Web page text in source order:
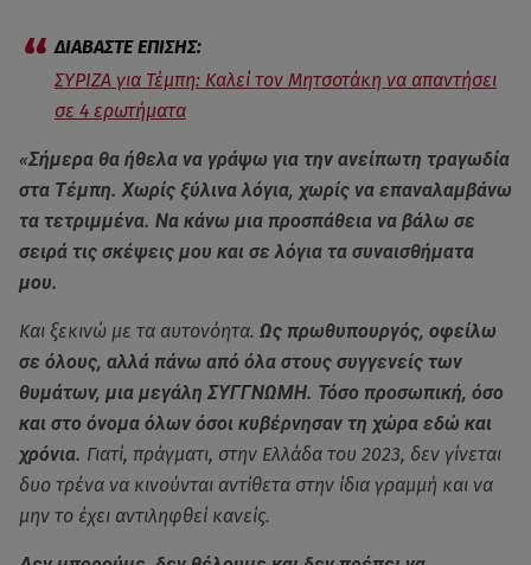
ΣΥΡΙΖΑ για Τέμπη: Καλεί τον Μητσοτάκη να απαντήσει
σε 4 ερωτήματα
«Σήμερα θα ήθελα να γράψω για την ανείπωτη τραγωδία
στα Τέμπη. Χωρίς ξύλινα λόγια, χωρίς να επαναλαμβάνω
τα τετριμμένα. Να κάνω μια προσπάθεια να βάλω σε
σειρά τις σκέψεις μου και σε λόγια τα συναισθήματα
μου.
Και ξεκινώ με τα αυτονόητα. Ως πρωθυπουργός, οφείλω
σε όλους, αλλά πάνω από όλα στους συγγενείς των
θυμάτων, μια μεγάλη ΣΥΓΓΝΩΜΗ. Τόσο προσωπική, όσο
και στο όνομα όλων όσοι κυβέρνησαν τη χώρα εδώ και
χρόνια. Γιατί, πράγματι, στην Ελλάδα του 2023, δεν γίνεται
δυο τρένα να κινούνται αντίθετα στην ίδια γραμμή και να
μην το έχει αντιληφθεί κανείς.